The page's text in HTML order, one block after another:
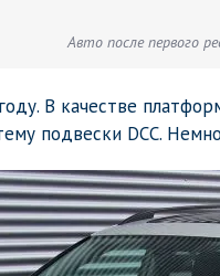
Авто после первого
В качестве
подвески DCC.